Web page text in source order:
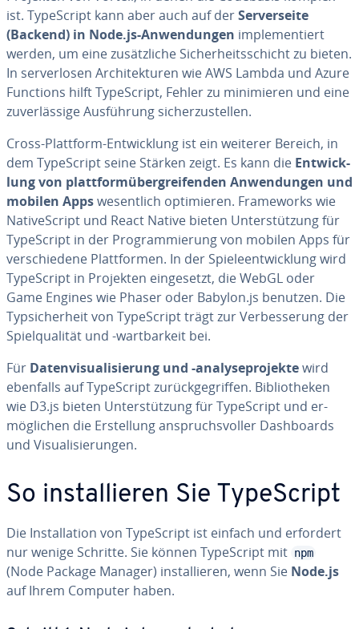
ist. Ty­pe­Script kann aber auch auf derSer­ver­sei­te
(Backend) in Node.js-An­wen­dun­gen im­ple­men­tiert
werden, um eine zu­sätz­li­che Si­cher­heits­schicht zu bieten.
In ser­ver­lo­sen Ar­chi­tek­tu­ren wie AWS Lambda und Azure
Functions hilft Ty­pe­Script, Fehler zu mi­ni­mie­ren und eine
zu­ver­läs­si­ge Aus­füh­rung si­cher­zu­stel­len.
Cross-Plattform-Ent­wick­lung ist ein weiterer Bereich, in
dem Ty­pe­Script seine Stärken zeigt. Es kann die Ent­wick­
lung von platt­form­über­grei­fen­den An­wen­dun­gen und
mobilen Appswe­sent­lich op­ti­mie­ren. Frame­works wie
Na­tive­Script und React Native bieten Un­ter­stüt­zung für
Ty­pe­Script in der Pro­gram­mie­rung von mobilen Apps für
ver­schie­de­ne Platt­for­men. In der Spie­le­ent­wick­lung wird
Ty­pe­Script in Projekten ein­ge­setzt, die WebGL oder
Game Engines wie Phaser oder Babylon.js benutzen. Die
Typ­si­cher­heit von Ty­pe­Script trägt zur Ver­bes­se­rung der
Spiel­qua­li­tät und -wart­bar­keit bei.
Für Da­ten­vi­sua­li­sie­rung und -ana­ly­se­pro­jek­tewird
ebenfalls auf Ty­pe­Script zu­rück­ge­grif­fen. Bi­blio­the­ken
wie D3.js bieten Un­ter­stüt­zung für Ty­pe­Script und er­
mög­li­chen die Er­stel­lung an­spruchs­vol­ler Da­sh­boards
und Vi­sua­li­sie­run­gen.
So in­stal­lie­ren Sie Ty­pe­Script
Die In­stal­la­ti­on von Ty­pe­Script ist einfach und erfordert
nur wenige Schritte. Sie können Ty­pe­Script mit npm
(Node Package Manager) in­stal­lie­ren, wenn Sie Node.js
auf Ihrem Computer haben.